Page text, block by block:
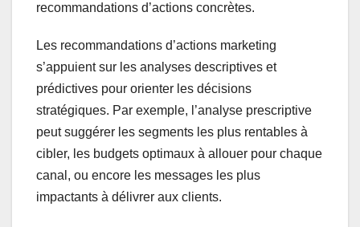
recommandations d’actions concrètes.
Les recommandations d’actions marketing
s’appuient sur les analyses descriptives et
prédictives pour orienter les décisions
stratégiques. Par exemple, l’analyse prescriptive
peut suggérer les segments les plus rentables à
cibler, les budgets optimaux à allouer pour chaque
canal, ou encore les messages les plus
impactants à délivrer aux clients.